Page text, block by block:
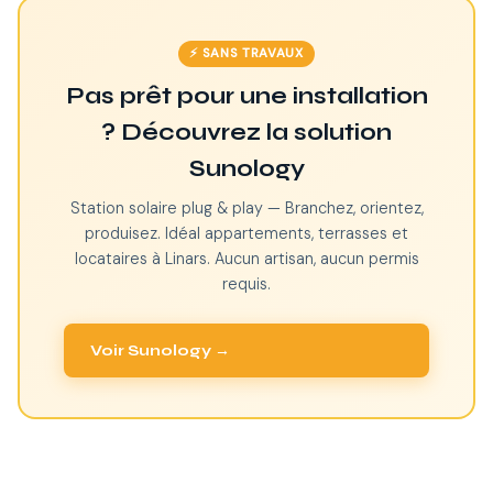
⚡ SANS TRAVAUX
Pas prêt pour une installation
? Découvrez la solution
Sunology
Station solaire plug & play — Branchez, orientez,
produisez. Idéal appartements, terrasses et
locataires à Linars. Aucun artisan, aucun permis
requis.
Voir Sunology →